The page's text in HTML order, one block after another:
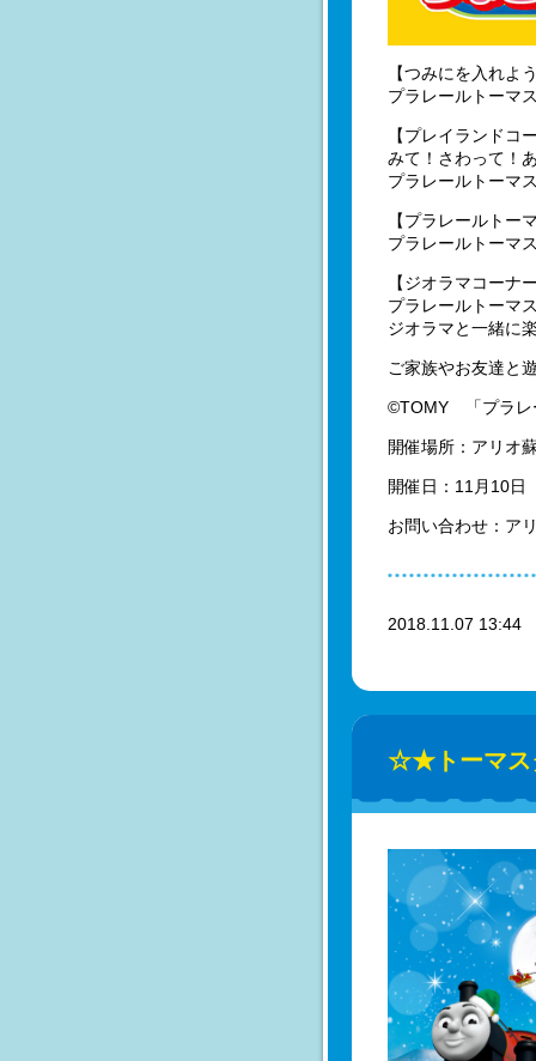
【つみにを入れよ
プラレールトーマ
【プレイランドコ
みて！さわって！
プラレールトーマ
【プラレールトー
プラレールトーマ
【ジオラマコーナ
プラレールトーマ
ジオラマと一緒に
ご家族やお友達と
©️TOMY 「プラレ
開催場所：アリオ
開催日：11月10日
お問い合わせ：ア
2018.11.07
☆★トーマス